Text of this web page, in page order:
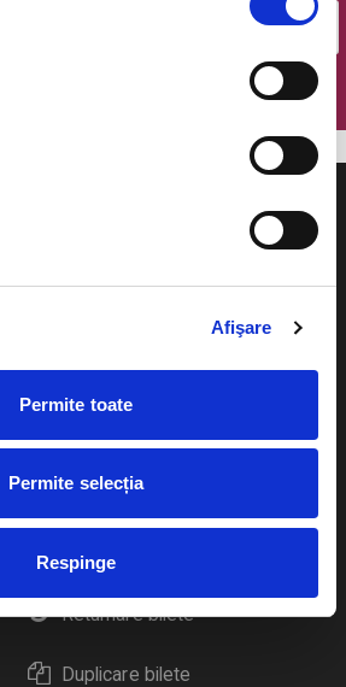
Afişare
Permite toate
Permite selecția
Respinge
Cum comand bilete?
eBilet printat acasa
Livrare prin curier
Returnare bilete
Duplicare bilete